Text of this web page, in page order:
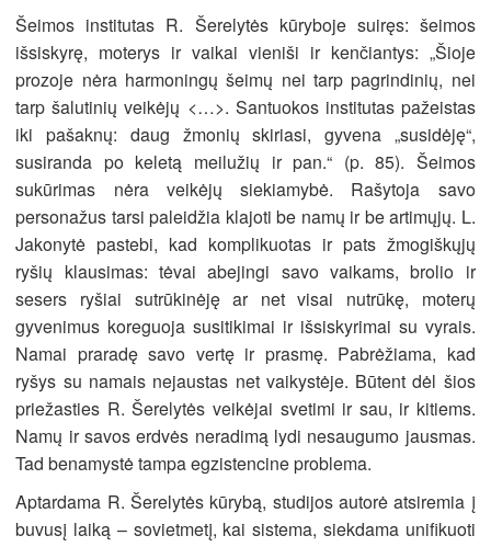
Šeimos institutas R. Šerelytės kūryboje suiręs: šeimos
išsiskyrę, moterys ir vaikai vieniši ir kenčiantys: „Šioje
prozoje nėra harmoningų šeimų nei tarp pagrindinių, nei
tarp šalutinių veikėjų <…>. Santuokos institutas pažeistas
iki pašaknų: daug žmonių skiriasi, gyvena „susidėję“,
susiranda po keletą meilužių ir pan.“ (p. 85). Šeimos
sukūrimas nėra veikėjų siekiamybė. Rašytoja savo
personažus tarsi paleidžia klajoti be namų ir be artimųjų. L.
Jakonytė pastebi, kad komplikuotas ir pats žmogiškųjų
ryšių klausimas: tėvai abejingi savo vaikams, brolio ir
sesers ryšiai sutrūkinėję ar net visai nutrūkę, moterų
gyvenimus koreguoja susitikimai ir išsiskyrimai su vyrais.
Namai praradę savo vertę ir prasmę. Pabrėžiama, kad
ryšys su namais nejaustas net vaikystėje. Būtent dėl šios
priežasties R. Šerelytės veikėjai svetimi ir sau, ir kitiems.
Namų ir savos erdvės neradimą lydi nesaugumo jausmas.
Tad benamystė tampa egzistencine problema.
Aptardama R. Šerelytės kūrybą, studijos autorė atsiremia į
buvusį laiką – sovietmetį, kai sistema, siekdama unifikuoti